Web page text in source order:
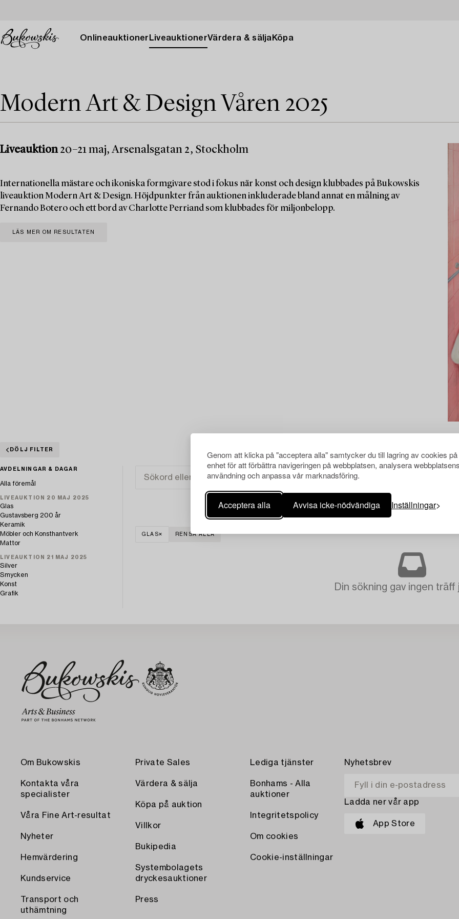
Genom att klicka på "acceptera alla" samtycker du till lagring av cookies
enhet för att förbättra navigeringen på webbplatsen, analysera
användning och anpassa vår marknadsföring.
Acceptera alla Avvisa icke-nödvändiga Inställningar
Onlineauktioner LiveauktionerVärdera & sälja Köpa
Modern Art & Design Våren 2025
Liveauktion20–21 maj, Arsenalsgatan 2, Stockholm
Internationella mästare och ikoniska formgivare stod i fokus när konst och design klubbades på Bukowskis
liveauktion Modern Art & Design. Höjdpunkter från auktionen inkluderade bland annat en målning av
Fernando Botero och ett bord av Charlotte Perriand som klubbades för miljonbelopp.
LÄS MER OM RESULTATEN
DÖLJ FILTER
AVDELNINGAR & DAGAR
Alla föremål
LIVEAUKTION 20 MAJ 2025
Glas
Gustavsberg 200 år
Keramik
Möbler och Konsthantverk
Mattor
LIVEAUKTION 21 MAJ 2025
Silver
Smycken
Konst
Grafik
GLAS RENSA ALLA
Din sökning gav ingen träff
Om Bukowskis
Kontakta våra
specialister
Våra Fine Art-resultat
Nyheter
Hemvärdering
Kundservice
Transport och
uthämtning
Private Sales
Värdera & sälja
Köpa på auktion
Villkor
Bukipedia
Systembolagets
dryckesauktioner
Press
Lediga tjänster
Bonhams - Alla
auktioner
Integritetspolicy
Om cookies
Cookie-inställningar
Nyhetsbrev
Ladda ner vår app
App Store